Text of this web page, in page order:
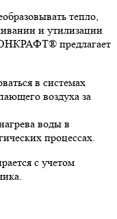
тепло,
и утилизации
предлагает
в системах
воздуха за
воды в
процессах.
с учетом